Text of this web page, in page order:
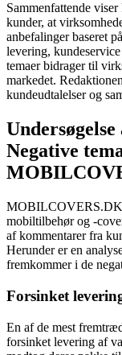
Sammenfattende
kunder, at
anbefalinger baseret
levering,
temaer bidrager til
markedet.
kundeudtalelser og
Negative
MOBILCOVERS.DK
mobiltilbehør og -
af kommentarer fra
Herunder er en
fremkommer i de
Forsinket
En af de mest
forsinket levering af